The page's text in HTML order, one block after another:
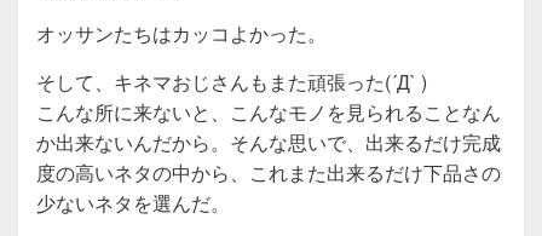
オッサンたちはカッコよかった。
そして、キネマおじさんもまた頑張った(´Д` )
こんな所に来ないと、こんなモノを見られることなん
か出来ないんだから。そんな思いで、出来るだけ完成
度の高いネタの中から、これまた出来るだけ下品さの
少ないネタを選んだ。